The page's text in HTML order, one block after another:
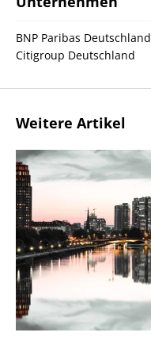
BNP Paribas Deutschland
Citigroup Deutschland
Weitere Artikel